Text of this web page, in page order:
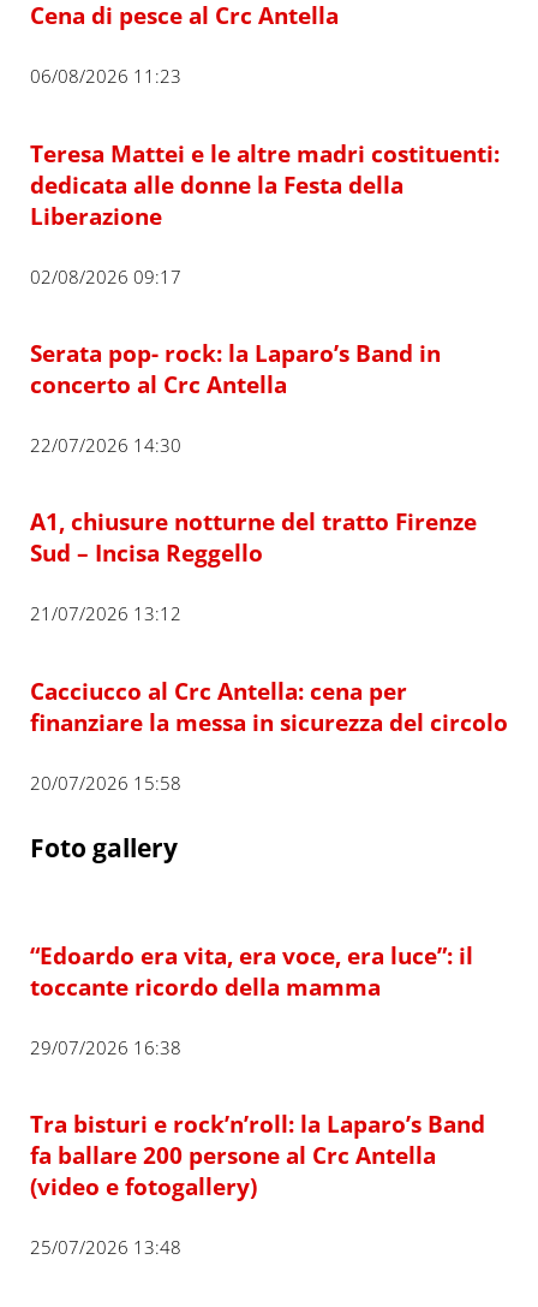
Cena di pesce al Crc Antella
06/08/2026 11:23
Teresa Mattei e le altre madri costituenti:
dedicata alle donne la Festa della
Liberazione
02/08/2026 09:17
Serata pop- rock: la Laparo’s Band in
concerto al Crc Antella
22/07/2026 14:30
A1, chiusure notturne del tratto Firenze
Sud – Incisa Reggello
21/07/2026 13:12
Cacciucco al Crc Antella: cena per
finanziare la messa in sicurezza del circolo
20/07/2026 15:58
Foto gallery
“Edoardo era vita, era voce, era luce”: il
toccante ricordo della mamma
29/07/2026 16:38
Tra bisturi e rock’n’roll: la Laparo’s Band
fa ballare 200 persone al Crc Antella
(video e fotogallery)
25/07/2026 13:48